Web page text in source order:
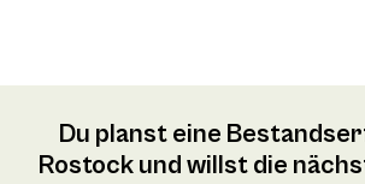
Du planst eine
Rostock und willst die